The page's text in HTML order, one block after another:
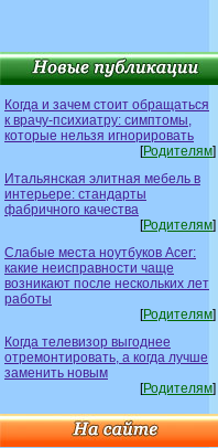
Когда и зачем стоит обращаться
к врачу-психиатру: симптомы,
которые нельзя игнорировать
[Родителям]
Итальянская элитная мебель в
интерьере: стандарты
фабричного качества
[Родителям]
Слабые места ноутбуков Acer:
какие неисправности чаще
возникают после нескольких лет
работы
[Родителям]
Когда телевизор выгоднее
отремонтировать, а когда лучше
заменить новым
[Родителям]